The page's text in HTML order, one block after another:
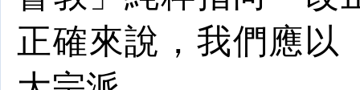
正確來說，我們應以